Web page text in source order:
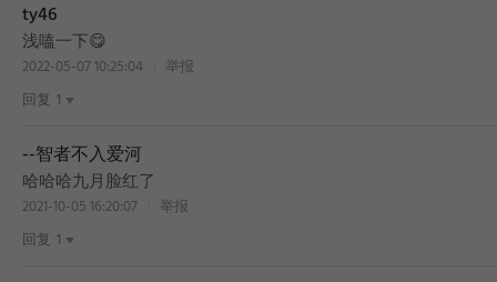
ty46
浅嗑一下😋
2022-05-07 10:25:04
举报
回复 1
--智者不入爱河
哈哈哈九月脸红了
2021-10-05 16:20:07
举报
回复 1